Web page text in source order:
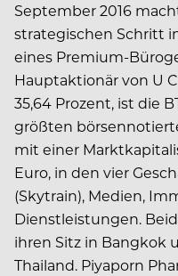
September 2016
strategischen Schritt
eines Premium-
Hauptaktionär von U
35,64 Prozent, ist die
größten
mit einer
Euro, in den vier
(Skytrain), Medien,
Dienstleistungen.
ihren Sitz in Bangkok
Thailand. Piyaporn